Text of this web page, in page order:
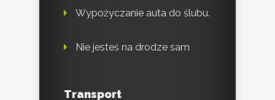
Wypożyczanie auta do ślubu.
Nie jesteś na drodze sam
Transport